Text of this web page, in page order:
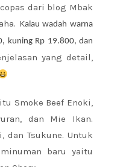
dari blog Mbak
Kalau wadah warna
kuning Rp 19.800, dan
yang detail,
Smoke Beef Enoki,
dan Mie Ikan.
dan Tsukune. Untuk
baru yaitu